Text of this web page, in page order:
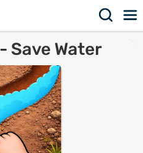
Save Water